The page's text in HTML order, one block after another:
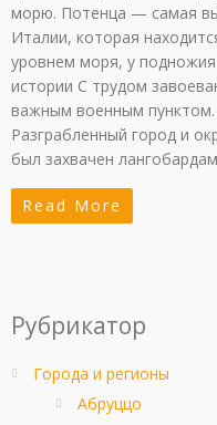
морю. Потенца — самая
Италии, которая
уровнем моря, у
истории С трудом
важным военным пунктом.
Разграбленный город и
был захвачен
Read More
Рубрикатор
Города и регионы
Абруццо